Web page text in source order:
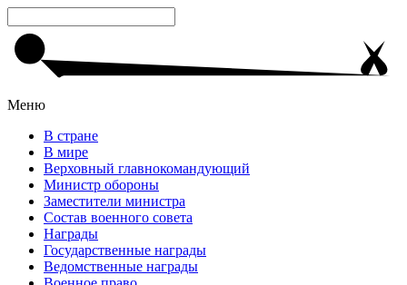
Меню
В стране
В мире
Верховный главнокомандующий
Министр обороны
Заместители министра
Состав военного совета
Награды
Государственные награды
Ведомственные награды